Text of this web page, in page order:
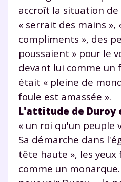
accroît la situation de
« serrait des mains »,
compliments », des
poussaient » pour le
devant lui comme un
était « pleine de
foule est amassée ».
L'attitude de Duroy
« un roi qu'un peuple
Sa démarche dans
tête haute », les yeux
comme un